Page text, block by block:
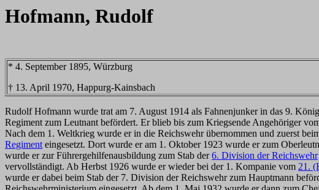
Hofmann, Rudolf
* 4. September 1895, Würzburg
† 13. April 1970, Happurg-Kainsbach
Rudolf Hofmann wurde trat am 7. August 1914 als Fahnenjunker in das 9.
Regiment zum Leutnant befördert. Er blieb bis zum Kriegsende Angehöriger
Nach dem 1. Weltkrieg wurde er in die Reichswehr übernommen und zuerst
Regiment eingesetzt. Dort wurde er am 1. Oktober 1923 wurde er zum
wurde er zur Führergehilfenausbildung zum Stab der6. Division der Reichswehr
vervollständigt. Ab Herbst 1926 wurde er wieder bei der 1. Kompanie vom 21.
wurde er dabei beim Stab der 7. Division der Reichswehr zum Hauptmann